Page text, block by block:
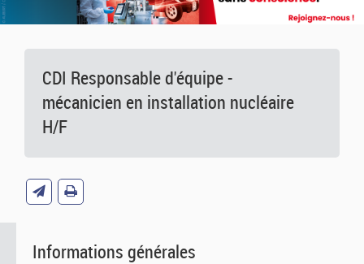
CDI Responsable d'équipe -
mécanicien en installation nucléaire
H/F
Informations générales